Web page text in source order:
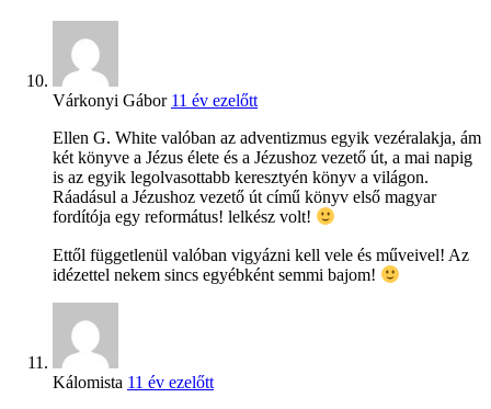
Várkonyi Gábor 11 év ezelőtt
Ellen G. White valóban az adventizmus egyik vezéralakja, ám
két könyve a Jézus élete és a Jézushoz vezető út, a mai napig
is az egyik legolvasottabb keresztyén könyv a világon.
Ráadásul a Jézushoz vezető út című könyv első magyar
fordítója egy református! lelkész volt!
Ettől függetlenül valóban vigyázni kell vele és műveivel! Az
idézettel nekem sincs egyébként semmi bajom!
Kálomista 11 év ezelőtt